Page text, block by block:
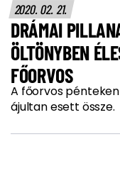
2020. 02. 21.
DRÁMAI
ÖLTÖNYBEN
FŐORVOS
A főorvos
ájultan esett össze.